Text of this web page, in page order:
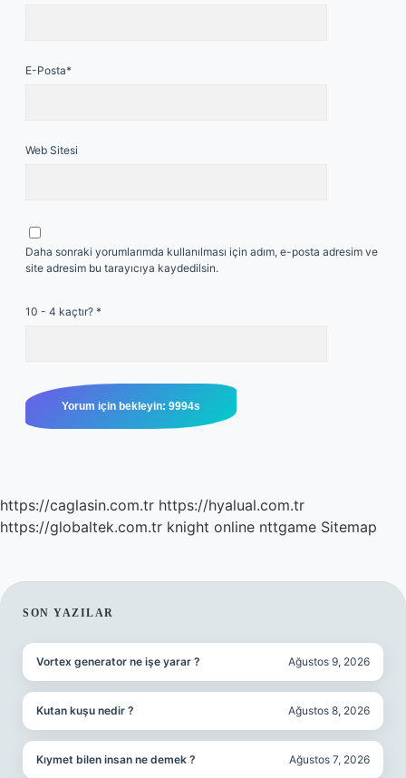
E-Posta*
Web Sitesi
Daha sonraki yorumlarımda kullanılması için adım, e-posta adresim ve
site adresim bu tarayıcıya kaydedilsin.
10 - 4 kaçtır? *
https://caglasin.com.tr https://hyalual.com.tr
https://globaltek.com.tr knight online nttgame Sitemap
SIDEBAR
SON YAZILAR
Vortex generator ne işe yarar ? Ağustos 9, 2026
Kutan kuşu nedir ? Ağustos 8, 2026
Kıymet bilen insan ne demek ? Ağustos 7, 2026